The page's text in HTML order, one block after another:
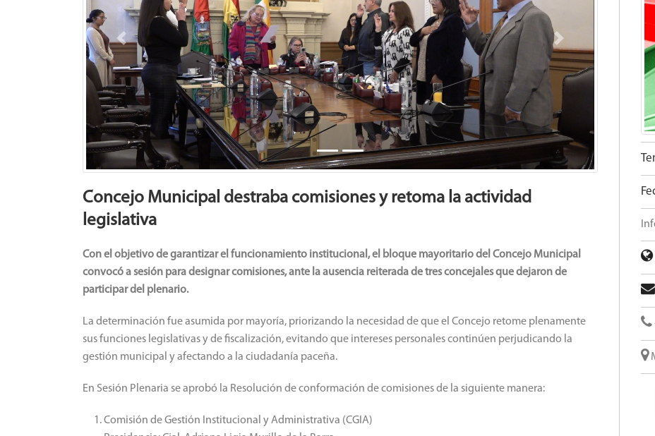
Previous Next
Concejo Municipal destraba comisiones y retoma la actividad
legislativa
Con el objetivo de garantizar el funcionamiento institucional, el bloque mayoritario del Concejo Municipal
convocó a sesión para designar comisiones, ante la ausencia reiterada de tres concejales que dejaron de
participar del plenario.
La determinación fue asumida por mayoría, priorizando la necesidad de que el Concejo retome plenamente
sus funciones legislativas y de fiscalización, evitando que intereses personales continúen perjudicando la
gestión municipal y afectando a la ciudadanía paceña.
En Sesión Plenaria se aprobó la Resolución de conformación de comisiones de la siguiente manera:
Comisión de Gestión Institucional y Administrativa (CGIA)